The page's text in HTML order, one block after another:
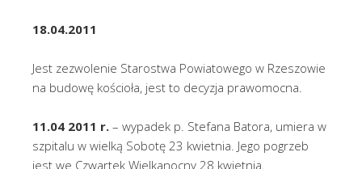
18.04.2011
Jest zezwolenie Starostwa Powiatowego w Rzeszowie
na budowę kościoła, jest to decyzja prawomocna.
11.04 2011 r. – wypadek p. Stefana Batora, umiera w
szpitalu w wielką Sobotę 23 kwietnia. Jego pogrzeb
jest we Czwartek Wielkanocny 28 kwietnia.